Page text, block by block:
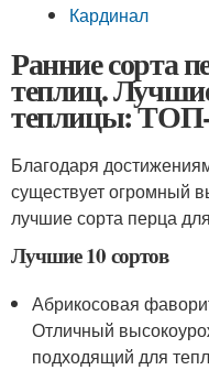
Кардинал
Ранние сорта
теплиц.
теплицы:
Благодаря
существует огромный
лучшие сорта перца
Лучшие 10 сортов
Абрикосовая
Отличный
подходящий для